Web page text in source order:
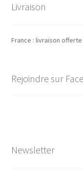
Livraison
France : livraison offerte
Rejoindre sur
Newsletter